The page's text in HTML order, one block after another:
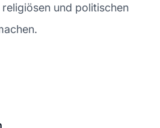
und politischen